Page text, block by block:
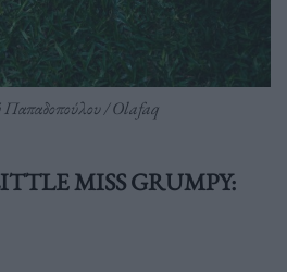
/ Olafaq
MISS GRUMPY: